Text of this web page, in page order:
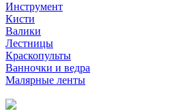
Инструмент
Кисти
Валики
Лестницы
Краскопульты
Ванночки и ведра
Малярные ленты